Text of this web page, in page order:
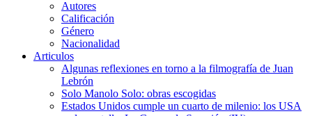
Autores
Calificación
Género
Nacionalidad
Articulos
Algunas reflexiones en torno a la filmografía de Juan
Lebrón
Solo Manolo Solo: obras escogidas
Estados Unidos cumple un cuarto de milenio: los USA